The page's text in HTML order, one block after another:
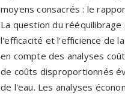
moyens consacrés : le
La question du
l'efficacité et l'efficience de
en compte des analyses
de coûts disproportionnés
de l'eau. Les analyses